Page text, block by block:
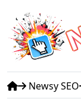
Newsy SEO